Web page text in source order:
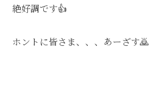
絶好調です👍
ホントに皆さま、、、あーざす🙇